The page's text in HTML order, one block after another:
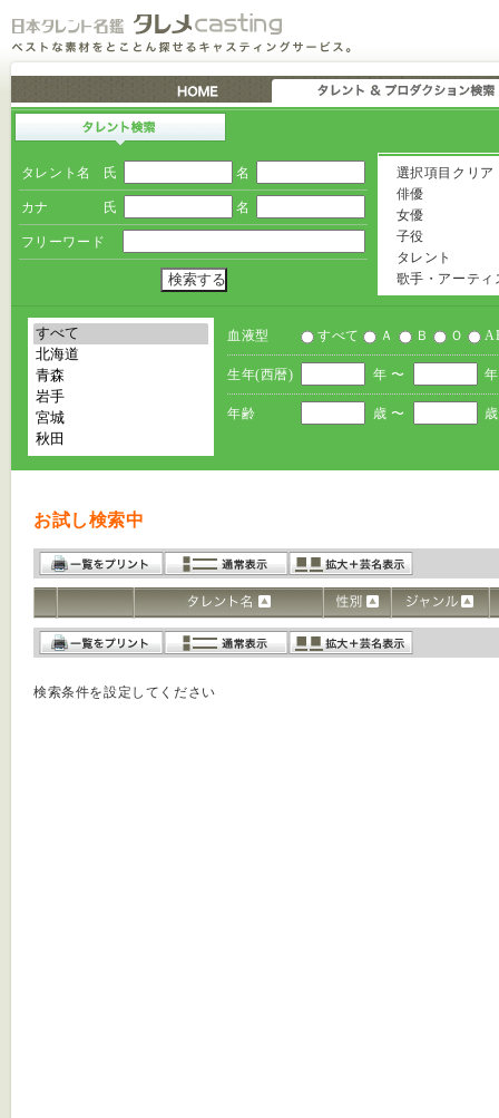
タレント名 氏 名
カナ 氏 名
フリーワード
選択項目クリア
俳優
女優
子役
タレント
歌手・アーティ
血液型 すべて Ａ Ｂ Ｏ
生年(西暦) 年 〜
年齢 歳 〜 歳
お試し検索中
検索条件を設定してください